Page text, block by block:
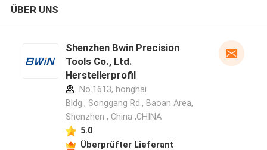
ÜBER UNS
Shenzhen Bwin Precision
Tools Co., Ltd.
Herstellerprofil
No.1613, honghai
Bldg., Songgang Rd., Baoan Area,
Shenzhen , China ,CHINA
5.0
Überprüfter Lieferant